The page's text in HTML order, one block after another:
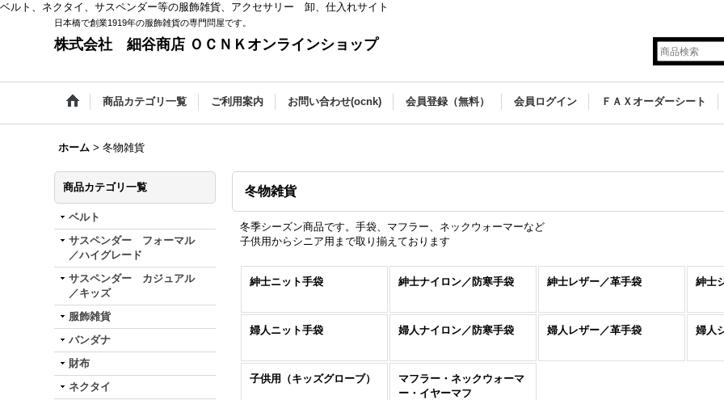
ベルト、ネクタイ、サスペンダー等の服飾雑貨、アクセサリー 卸、仕入れサイト
日本橋で創業1919年の服飾雑貨の専門問屋です。
株式会社 細谷商店 ＯＣＮＫオンラインショップ
商品カテゴリ一覧 ご利用案内 お問い合わせ(ocnk) 会員登録（無料） 会員ログイン ＦＡＸオーダーシート
ホーム > 冬物雑貨
商品カテゴリ一覧
ベルト
サスペンダー フォーマル
／ハイグレード
サスペンダー カジュアル
／キッズ
服飾雑貨
バンダナ
財布
ネクタイ
冬物雑貨
冬季シーズン商品です。手袋、マフラー、ネックウォーマーなど
子供用からシニア用まで取り揃えております
紳士ニット手袋 紳士ナイロン／防寒手袋 紳士レザー／革手袋 紳士
婦人ニット手袋 婦人ナイロン／防寒手袋 婦人レザー／革手袋 婦人
子供用（キッズグローブ）
マフラー・ネックウォーマ
ー・イヤーマフ